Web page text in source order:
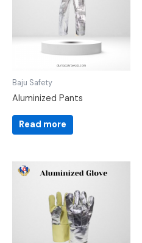
Baju Safety
Aluminized Pants
Read more